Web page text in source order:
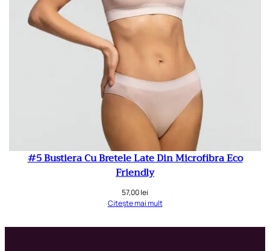
#5 Bustiera Cu Bretele Late Din Microfibra Eco
Friendly
57,00lei
Citește mai mult